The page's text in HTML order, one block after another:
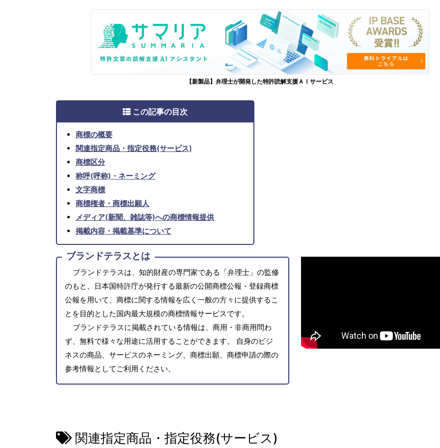
【新製品】弁理士が開発した特許読解支援ＡＩサービス
この記事の目次
商標の概要
関連指定商品・指定役務(サービス)
商標区分
称呼(呼称)・ネーミング
文字商標
商標権者・商標出願人
メディア(新聞、雑誌等)への商標情報提供
掲載内容・掲載基準について
ブランドテラスとは
ブランドテラスは、知的財産の専門家である「弁理士」の監修
のもと、日本国特許庁が発行する最新の公開商標公報・登録商標
公報を用いて、商標に関する情報を広く一般の方々に提供するこ
とを目的とした国内最大規模の商標情報サービスです。
ブランドテラスに掲載されている情報は、商用・非商用問わ
ず、無料で様々な用途に活用することができます。 自身のビジ
ネスの商品、サービスのネーミング、商標出願、商標申請の際の
参考情報としてご利用ください。
関連指定商品・指定役務(サービス)